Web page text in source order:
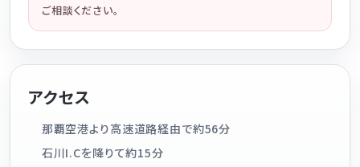
ご相談ください。
アクセス
那覇空港より高速道路経由で約56分
石川I.Cを降りて約15分